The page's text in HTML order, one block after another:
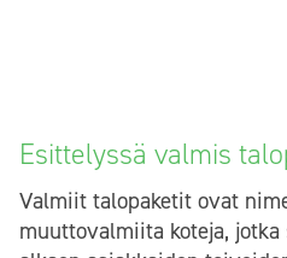
Esittelyssä valmis
Valmiit talopaketit ovat
muuttovalmiita koteja,